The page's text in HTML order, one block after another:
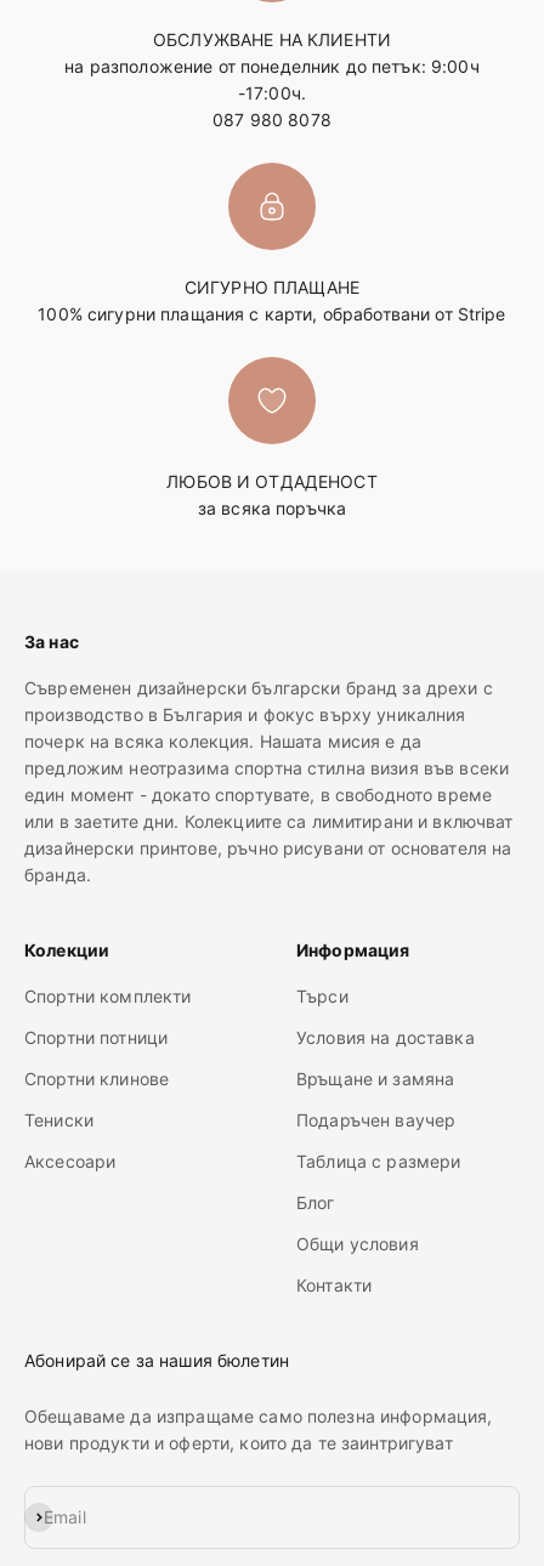
ОБСЛУЖВАНЕ НА КЛИЕНТИ
на разположение от понеделник до петък: 9:00ч
-17:00ч.
087 980 8078
СИГУРНО ПЛАЩАНЕ
100% сигурни плащания с карти, обработвани от Stripe
ЛЮБОВ И ОТДАДЕНОСТ
за всяка поръчка
За нас
Съвременен дизайнерски български бранд за дрехи с
производство в България и фокус върху уникалния
почерк на всяка колекция. Нашата мисия е да
предложим неотразима спортна стилна визия във всеки
един момент - докато спортувате, в свободното време
или в заетите дни. Колекциите са лимитирани и включват
дизайнерски принтове, ръчно рисувани от основателя на
бранда.
Колекции
Спортни комплекти
Спортни потници
Спортни клинове
Тениски
Аксесоари
Информация
Търси
Условия на доставка
Връщане и замяна
Подаръчен ваучер
Таблица с размери
Блог
Общи условия
Контакти
Абонирай се за нашия бюлетин
Обещаваме да изпращаме само полезна информация,
нови продукти и оферти, които да те заинтригуват
Email
Абонирай се